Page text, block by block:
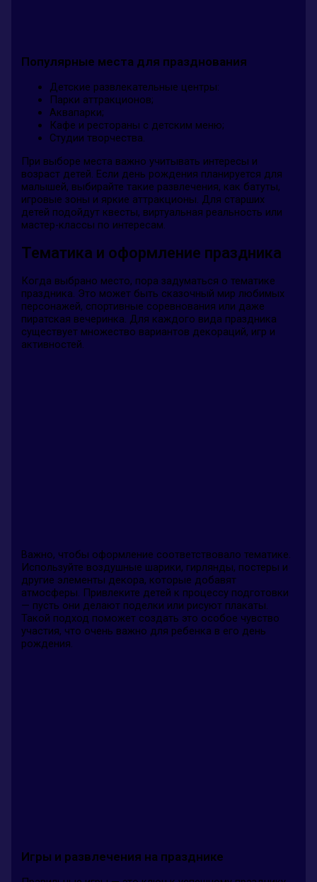
Популярные места для празднования
Детские развлекательные центры:
Парки аттракционов;
Аквапарки;
Кафе и рестораны с детским меню;
Студии творчества.
При выборе места важно учитывать интересы и
возраст детей. Если день рождения планируется для
малышей, выбирайте такие развлечения, как батуты,
игровые зоны и яркие аттракционы. Для старших
детей подойдут квесты, виртуальная реальность или
мастер-классы по интересам.
Тематика и оформление праздника
Когда выбрано место, пора задуматься о тематике
праздника. Это может быть сказочный мир любимых
персонажей, спортивные соревнования или даже
пиратская вечеринка. Для каждого вида праздника
существует множество вариантов декораций, игр и
активностей.
Важно, чтобы оформление соответствовало тематике.
Используйте воздушные шарики, гирлянды, постеры и
другие элементы декора, которые добавят
атмосферы. Привлеките детей к процессу подготовки
— пусть они делают поделки или рисуют плакаты.
Такой подход поможет создать это особое чувство
участия, что очень важно для ребенка в его день
рождения.
Игры и развлечения на празднике